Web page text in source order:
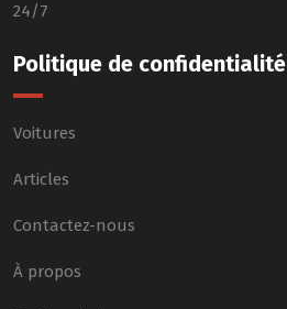
24/7
Politique de confidentialité
Voitures
Articles
Contactez-nous
À propos